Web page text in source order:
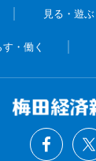
見る・遊ぶ
・働く